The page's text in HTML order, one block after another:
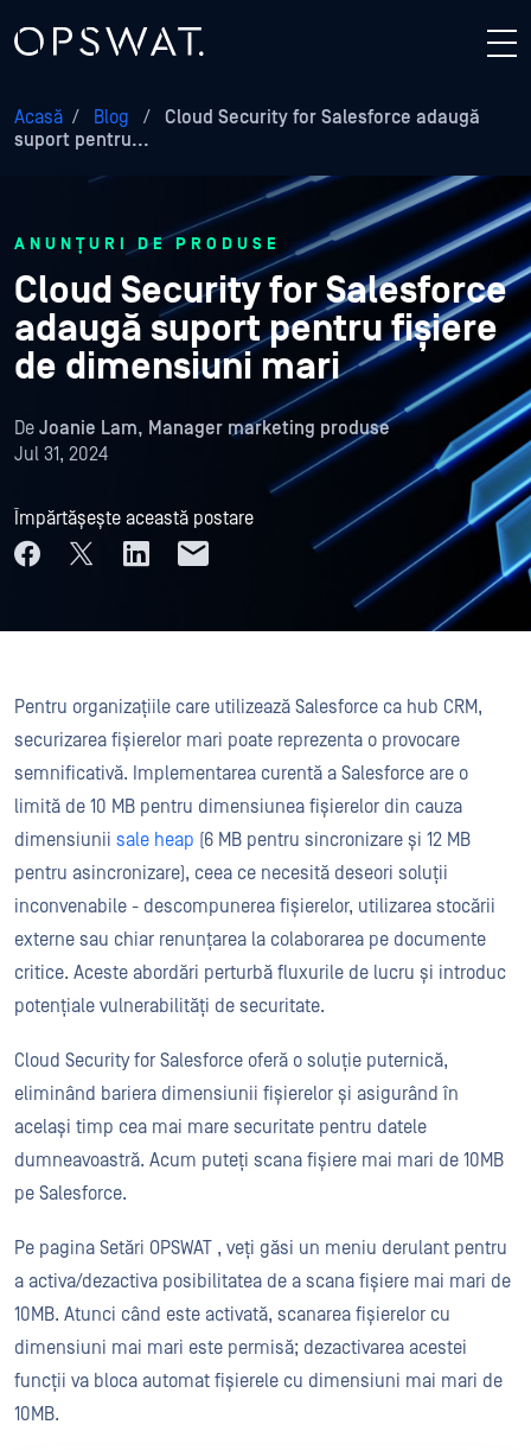
Acasă / Blog /
Cloud Security for Salesforce adaugă
suport pentru...
ANUNȚURI DE PRODUSE
Cloud Security for Salesforce
adaugă suport pentru fișiere
de dimensiuni mari
De Joanie Lam, Manager marketing produse
Jul 31, 2024
Împărtășește această postare
Pentru organizațiile care utilizează Salesforce ca hub CRM,
securizarea fișierelor mari poate reprezenta o provocare
semnificativă. Implementarea curentă a Salesforce are o
limită de 10 MB pentru dimensiunea fișierelor din cauza
dimensiunii sale heap (6 MB pentru sincronizare și 12 MB
pentru asincronizare), ceea ce necesită deseori soluții
inconvenabile - descompunerea fișierelor, utilizarea stocării
externe sau chiar renunțarea la colaborarea pe documente
critice. Aceste abordări perturbă fluxurile de lucru și introduc
potențiale vulnerabilități de securitate.
Cloud Security for Salesforce oferă o soluție puternică,
eliminând bariera dimensiunii fișierelor și asigurând în
același timp cea mai mare securitate pentru datele
dumneavoastră. Acum puteți scana fișiere mai mari de 10MB
pe Salesforce.
Pe pagina Setări OPSWAT , veți găsi un meniu derulant pentru
a activa/dezactiva posibilitatea de a scana fișiere mai mari de
10MB. Atunci când este activată, scanarea fișierelor cu
dimensiuni mai mari este permisă; dezactivarea acestei
funcții va bloca automat fișierele cu dimensiuni mai mari de
10MB.